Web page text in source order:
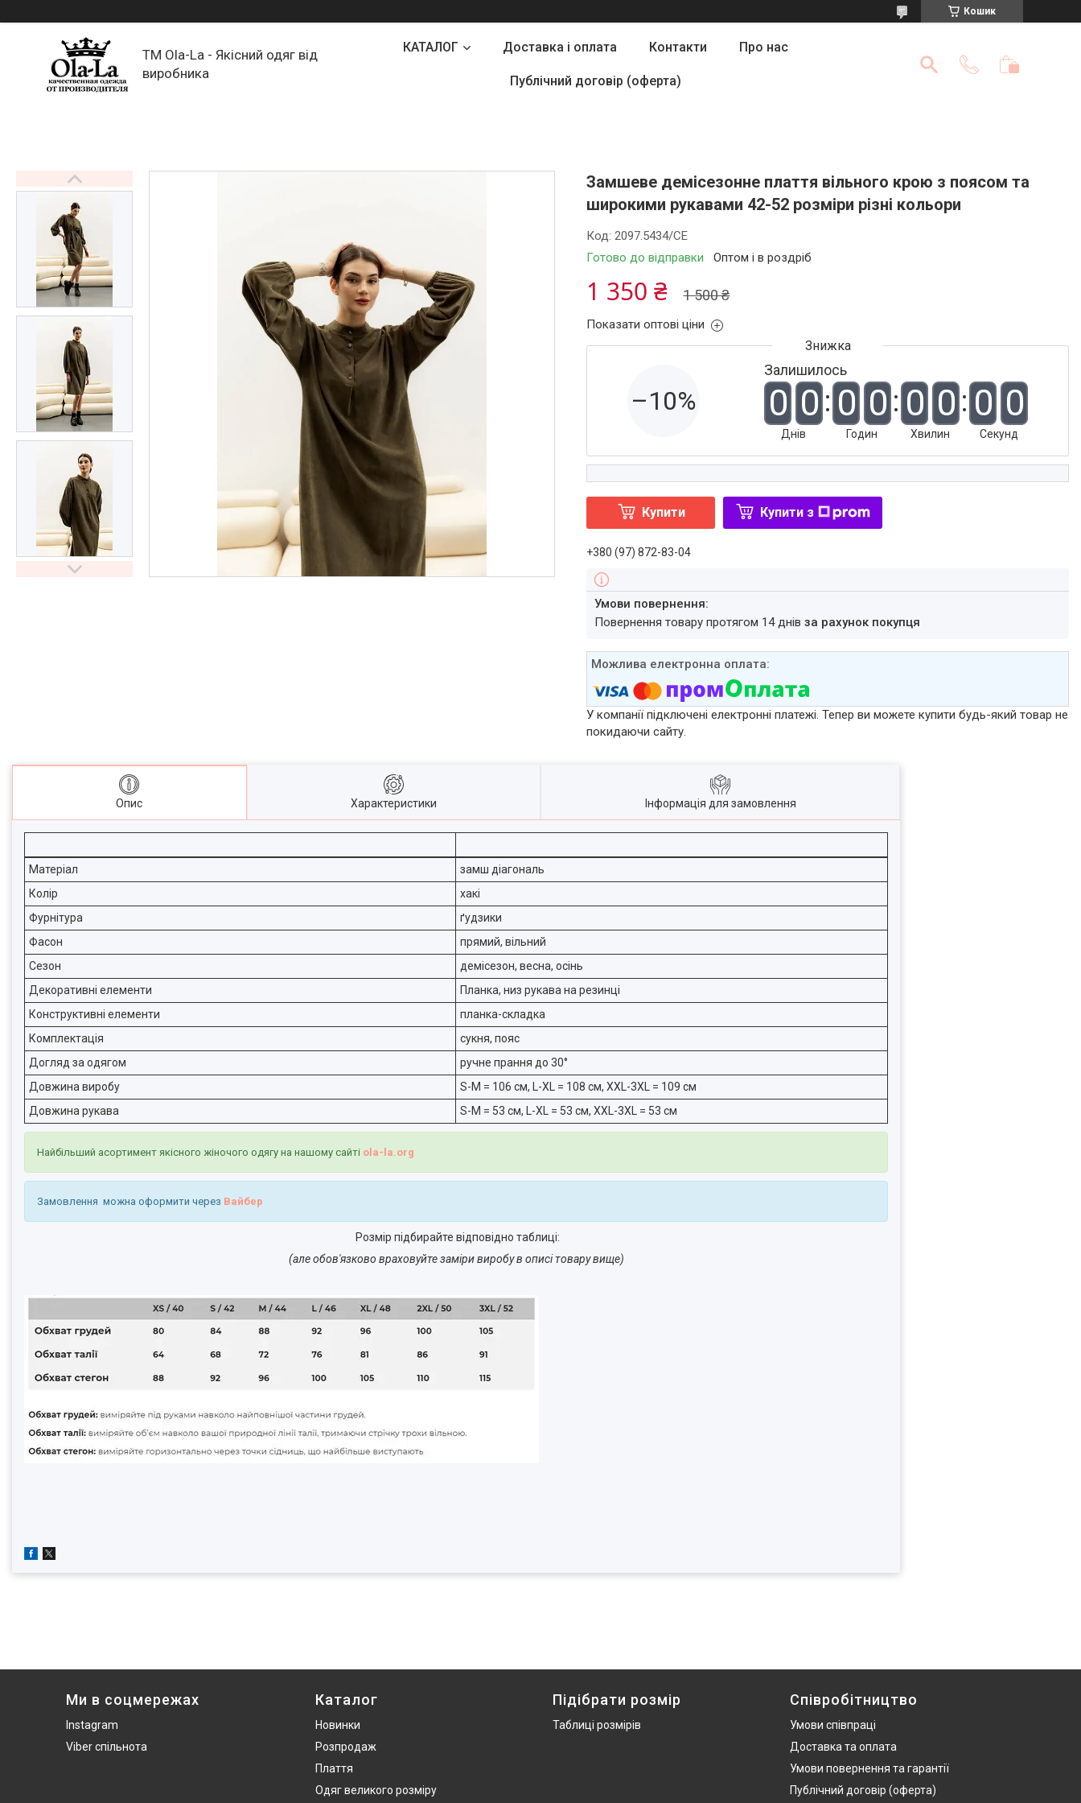
Кошик
TM Ola-La - Якісний одяг від
виробника
КАТАЛОГ Доставка і оплата Контакти Про нас
Публічний договір (оферта)
Замшеве демісезонне плаття вільного крою з поясом та
широкими рукавами 42-52 розміри різні кольори
Готово до відправки Оптом і в роздріб
Код:2097.5434/СЕ
1 500 ₴
1 350 ₴
Показати оптові ціни
–10%
Залишилось
0 0
Днів
0 0
Годин
0 0
Хвилин
0 0
Секунд
Купити Купити з
+380 (97) 872-83-04
повернення товару протягом 14 днівза рахунок покупця
У компанії підключені електронні платежі. Тепер ви можете купити будь-який товар не
покидаючи сайту.
Опис Характеристики Інформація для замовлення
Матеріал
замш діагональ
Колір
хакі
Фурнітура
ґудзики
Фасон
прямий, вільний
Сезон
демісезон, весна, осінь
Декоративні елементи
Планка, низ рукава на резинці
Конструктивні елементи
планка-складка
Комплектація
сукня, пояс
Догляд за одягом
ручне прання до 30°
Довжина виробу
S-M = 106 см, L-XL = 108 см, XXL-3XL = 109 см
Довжина рукава
S-M = 53 см, L-XL = 53 см, XXL-3XL = 53 см
Найбільший асортимент якісного жіночого одягу на нашому сайті ola-la.org
Замовлення можна оформити через Вайбер
Розмір підбирайте відповідно таблиці:
(але обов'язково враховуйте заміри виробу в описі товару вище)
Ми в соцмережах
Instagram
Viber спільнота
Каталог
Новинки
Розпродаж
Плаття
Одяг великого розміру
Підібрати розмір
Таблиці розмірів
Співробітництво
Умови співпраці
Доставка та оплата
Умови повернення та гарантії
Публічний договір (оферта)